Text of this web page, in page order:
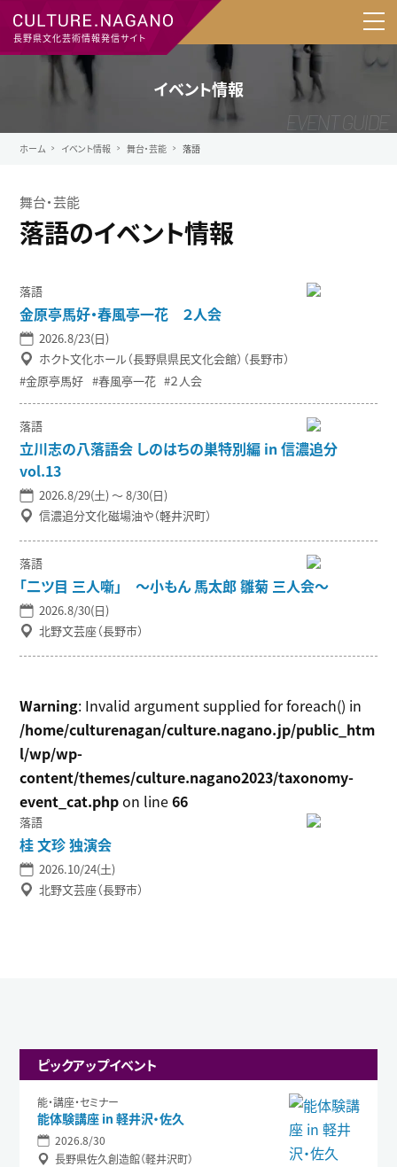
長野県文化芸術情報発信サイト
イベント情報
ホーム イベント情報 舞台・芸能 落語
舞台・芸能
落語のイベント情報
落語
金原亭馬好・春風亭一花 ２人会
2026.8/23(日)
ホクト文化ホール（長野県県民文化会館）（長野市）
金原亭馬好
春風亭一花 ２人会
落語
立川志の八落語会 しのはちの巣特別編 in 信濃追分
vol.13
2026.8/29(土) 〜 8/30(日)
信濃追分文化磁場油や（軽井沢町）
落語
「二ツ目 三人噺」 ～小もん 馬太郎 雛菊 三人会～
2026.8/30(日)
北野文芸座（長野市）
Warning: Invalid argument supplied for foreach() in
/home/culturenagan/culture.nagano.jp/public_htm
l/wp/wp-
content/themes/culture.nagano2023/taxonomy-
event_cat.phpon line66
落語
桂 文珍 独演会
2026.10/24(土)
北野文芸座（長野市）
ピックアップイベント
能・講座・セミナー
能体験講座 in 軽井沢・佐久
2026.8/30
長野県佐久創造館（軽井沢町）